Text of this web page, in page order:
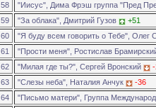
58
"Иисус", Дима Фрэш группа "Пред
59
"За облака", Дмитрий Гузов
+51
60
"Я буду всем говорить о Тебе", Олег
61
"Прости меня", Ростислав
62
"Милая где ты?", Сергей Вронский
63
"Слезы неба", Наталия Анчук
-36
64
"Письмо матери", Группа